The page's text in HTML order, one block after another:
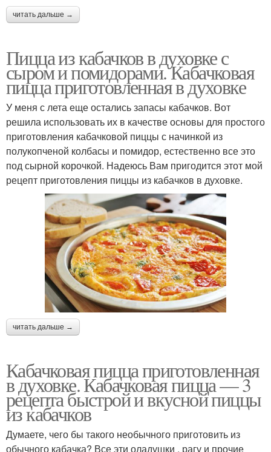
читать дальше →
Пицца из кабачков в духовке с
сыром и помидорами. Кабачковая
пицца приготовленная в духовке
У меня с лета еще остались запасы кабачков. Вот
решила использовать их в качестве основы для простого
приготовления кабачковой пиццы с начинкой из
полукопченой колбасы и помидор, естественно все это
под сырной корочкой. Надеюсь Вам пригодится этот мой
рецепт приготовления пиццы из кабачков в духовке.
читать дальше →
Кабачковая пицца приготовленная
в духовке. Кабачковая пицца — 3
рецепта быстрой и вкусной пиццы
из кабачков
Думаете, чего бы такого необычного приготовить из
обычного кабачка? Все эти оладушки , рагу и прочие